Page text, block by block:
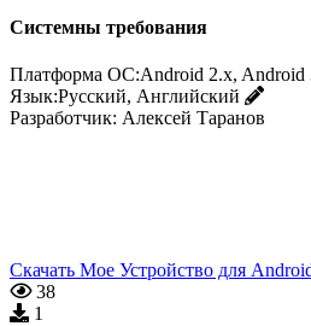
Системны требования
Платформа ОС:Android 2.x,
Язык:Русский, Английский
Разработчик: Алексей Таранов
Скачать Мое Устройство для
38
1